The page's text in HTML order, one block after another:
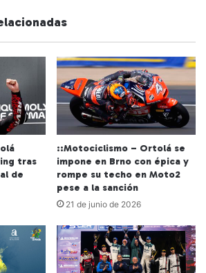
tras
de
::Motociclismo – Ortolá se
impone en Brno con épica y
rompe su techo en Moto2
pese a la sanción
21 de junio de 2026